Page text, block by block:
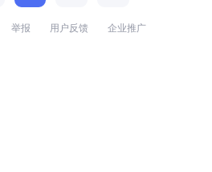
举报 用户反馈 企业推广